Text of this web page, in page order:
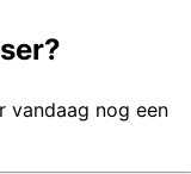
vandaag nog een